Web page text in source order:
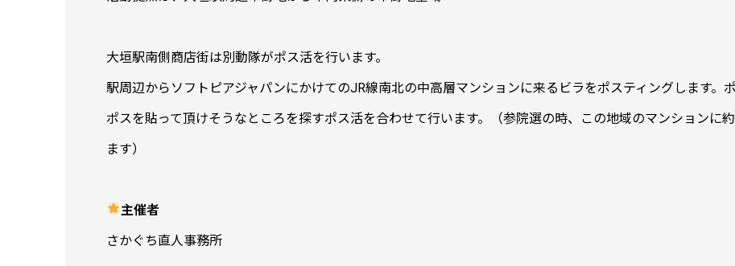
大垣駅南側商店街は別動隊がポス活を行います。
駅周辺からソフトピアジャパンにかけてのJR線南北の中高層マンションに来るビラをポスティングします。
ポスを貼って頂けそうなところを探すポス活を合わせて行います。（参院選の時、この地域のマンションに
ます）
主催者
さかぐち直人事務所